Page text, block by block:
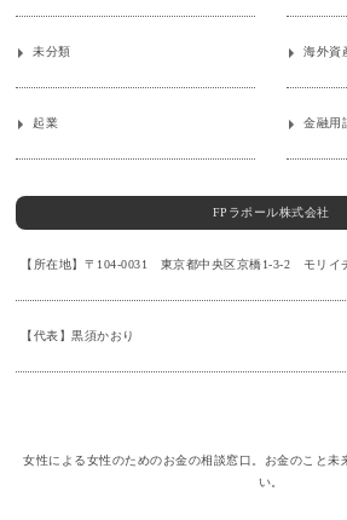
未分類 海外資
起業 金融用
FPラポール株式会社
【所在地】〒104-0031 東京都中央区京橋1-3-2 モリイ
【代表】黒須かおり
女性による女性のためのお金の相談窓口。お金のこと未
い。